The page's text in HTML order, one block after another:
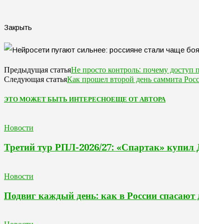
Закрыть
Предыдущая статьяНе просто контроль: почему доступ
Следующая статьяКак прошел второй день саммита
ЭТО МОЖЕТ БЫТЬ ИНТЕРЕСНОЕЩЕ ОТ АВТОРА
Новости
Третий тур РПЛ-2026/27: «Спартак» купил
Новости
Подвиг каждый день: как в России